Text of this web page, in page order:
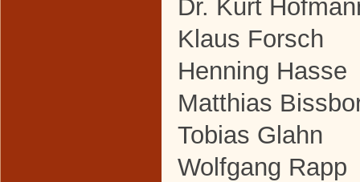
Dr. Kurt
Klaus Forsch
Henning Hasse
Matthias
Tobias Glahn
Wolfgang Rapp